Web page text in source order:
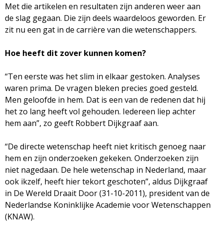
Met die artikelen en resultaten zijn anderen weer aan
de slag gegaan. Die zijn deels waardeloos geworden. Er
zit nu een gat in de carrière van die wetenschappers.
Hoe heeft dit zover kunnen komen?
“Ten eerste was het slim in elkaar gestoken. Analyses
waren prima. De vragen bleken precies goed gesteld.
Men geloofde in hem. Dat is een van de redenen dat hij
het zo lang heeft vol gehouden. Iedereen liep achter
hem aan”, zo geeft Robbert Dijkgraaf aan.
“De directe wetenschap heeft niet kritisch genoeg naar
hem en zijn onderzoeken gekeken. Onderzoeken zijn
niet nagedaan. De hele wetenschap in Nederland, maar
ook ikzelf, heeft hier tekort geschoten”, aldus Dijkgraaf
in De Wereld Draait Door (31-10-2011), president van de
Nederlandse Koninklijke Academie voor Wetenschappen
(KNAW).